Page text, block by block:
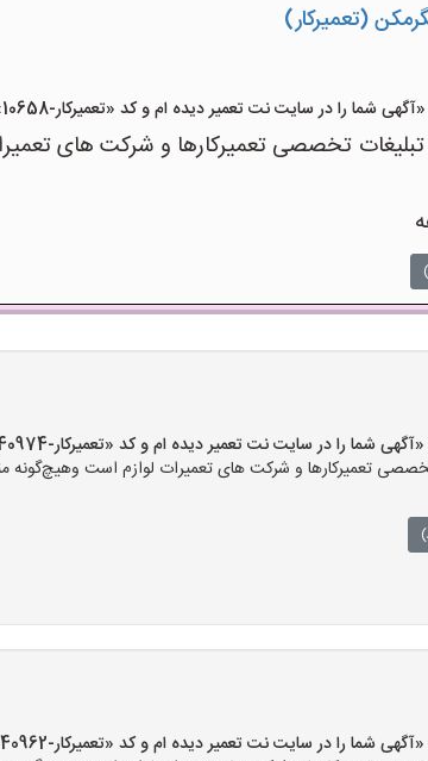
(تعمیرکار)
را در سایت نت تعمیر دیده ام و کد «تعمیرکار-10658» را اعلام کنید»
تخصصی تعمیرکارها و شرکت های
را در سایت نت تعمیر دیده ام و کد «تعمیرکار-40974» را اعلام کنید»
تعمیرکارها و شرکت های تعمیرات لوازم است وهیچ‌گونه
را در سایت نت تعمیر دیده ام و کد «تعمیرکار-40962» را اعلام کنید»